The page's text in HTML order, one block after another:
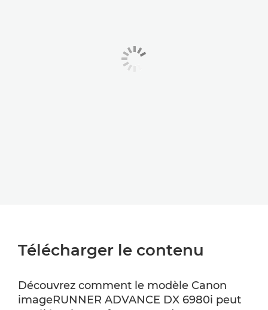
Télécharger le contenu
Découvrez comment le modèle Canon
imageRUNNER ADVANCE DX 6980i peut